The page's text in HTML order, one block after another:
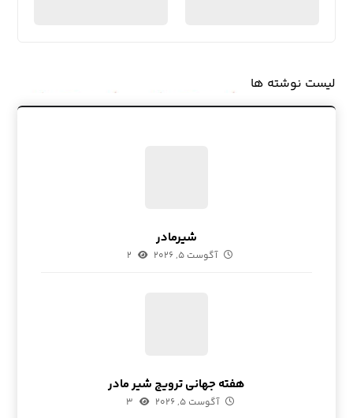
لیست نوشته ها
شیرمادر
آگوست ۵, ۲۰۲۶ ۲
هفته جهانی ترویج شیر مادر
آگوست ۵, ۲۰۲۶ ۳